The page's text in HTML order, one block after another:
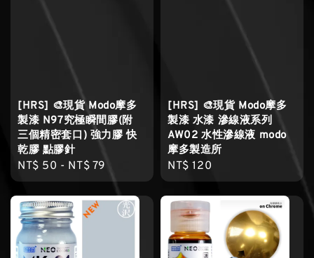
[HRS] 🎨現貨 Modo摩多
製漆 N97究極瞬間膠(附
三個精密套口) 強力膠 快
乾膠 點膠針
Regular
price
NT$ 50 - NT$ 79
[HRS] 🎨現貨 Modo摩多
製漆 水漆 滲線液系列
AW02 水性滲線液 modo
摩多製造所
Regular
price
NT$ 120